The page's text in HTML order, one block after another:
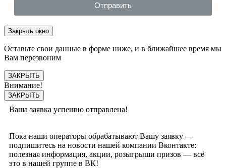
Отправить
Закрыть окно
Оставьте свои данные в форме ниже, и в ближайшее время мы
Вам перезвоним
ЗАКРЫТЬ
Внимание!
ЗАКРЫТЬ
Ваша заявка успешно отправлена!
Пока наши операторы обрабатывают Вашу заявку —
подпишитесь на новости нашей компании Вконтакте:
полезная информация, акции, розыгрыши призов — всё
это в нашей группе в ВК!